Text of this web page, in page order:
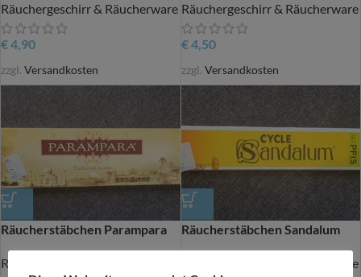
Räuchergeschirr & Räucherware
€4,90
zzgl. Versandkosten
Räuchergeschirr & Räucherware
€4,50
zzgl. Versandkosten
Räucherstäbchen Parampara
Räuchergeschirr & Räucherware
Räucherstäbchen Sandalum
Räuchergeschirr & Räucherware